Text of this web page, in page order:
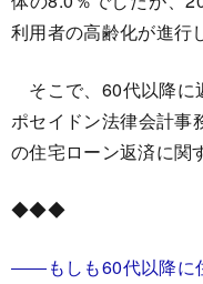
利用者の高齢化が進行
そこで、60代以降に
ポセイドン法律会計事
の住宅ローン返済に関
◆◆◆
――もしも60代以降に